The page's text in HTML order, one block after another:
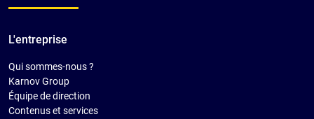
L'entreprise
Qui sommes-nous ?
Karnov Group
Équipe de direction
Contenus et services